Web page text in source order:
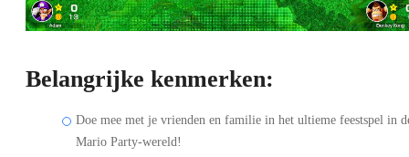
Belangrijke kenmerken:
Doe mee met je vrienden en familie in het ultieme feestspel in
Mario Party-wereld!